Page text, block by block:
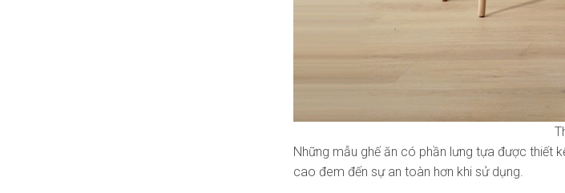
Những mẫu ghế ăn có phần lưng tựa được thiết
cao đem đến sự an toàn hơn khi sử dụng.